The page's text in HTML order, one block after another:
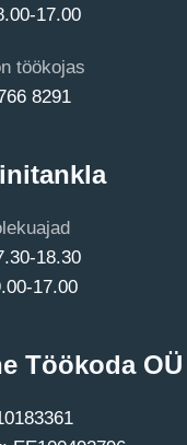
17.00
töökojas
8291
18.30
17.00
Töökoda OÜ